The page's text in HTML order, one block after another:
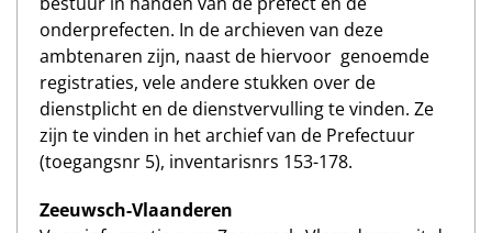
onderprefecten. In de archieven van deze
ambtenaren zijn, naast de hiervoor genoemde
registraties, vele andere stukken over de
dienstplicht en de dienstvervulling te vinden. Ze
zijn te vinden in het archief van de Prefectuur
(toegangsnr 5), inventarisnrs 153-178.
Zeeuwsch-Vlaanderen